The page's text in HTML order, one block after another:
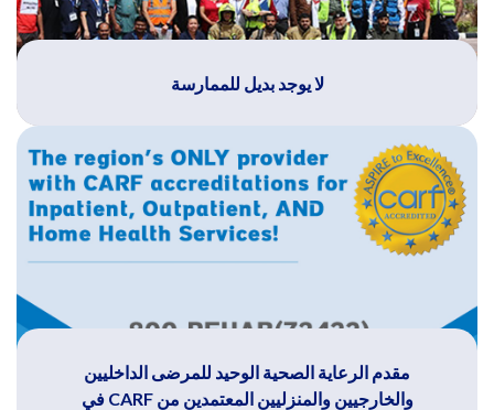
لا يوجد بديل للممارسة
مقدم الرعاية الصحية الوحيد للمرضى الداخليين
والخارجيين والمنزليين المعتمدين من CARF في